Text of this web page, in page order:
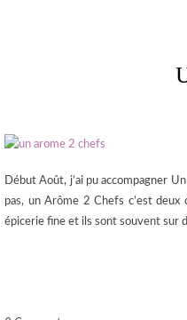
Début Août, j’ai pu accompagner
pas, un Arôme 2 Chefs c’est
épicerie fine et ils sont souvent sur